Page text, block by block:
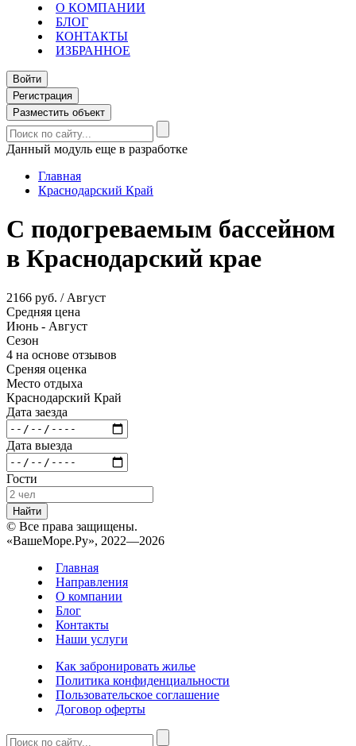
О КОМПАНИИ
БЛОГ
КОНТАКТЫ
ИЗБРАННОЕ
Войти
Регистрация
Разместить объект
Данный модуль еще в разработке
Главная
Краснодарский Край
С подогреваемым бассейном
в Краснодарский крае
2166 руб. / Август
Средняя цена
Июнь - Август
Сезон
4 на основе отзывов
Среняя оценка
Место отдыха
Краснодарский Край
Дата заезда
Дата выезда
Гости
Найти
© Все права защищены.
«ВашеМоре.Ру», 2022—2026
Главная
Направления
О компании
Блог
Контакты
Наши услуги
Как забронировать жилье
Политика конфиденциальности
Пользовательское соглашение
Договор оферты